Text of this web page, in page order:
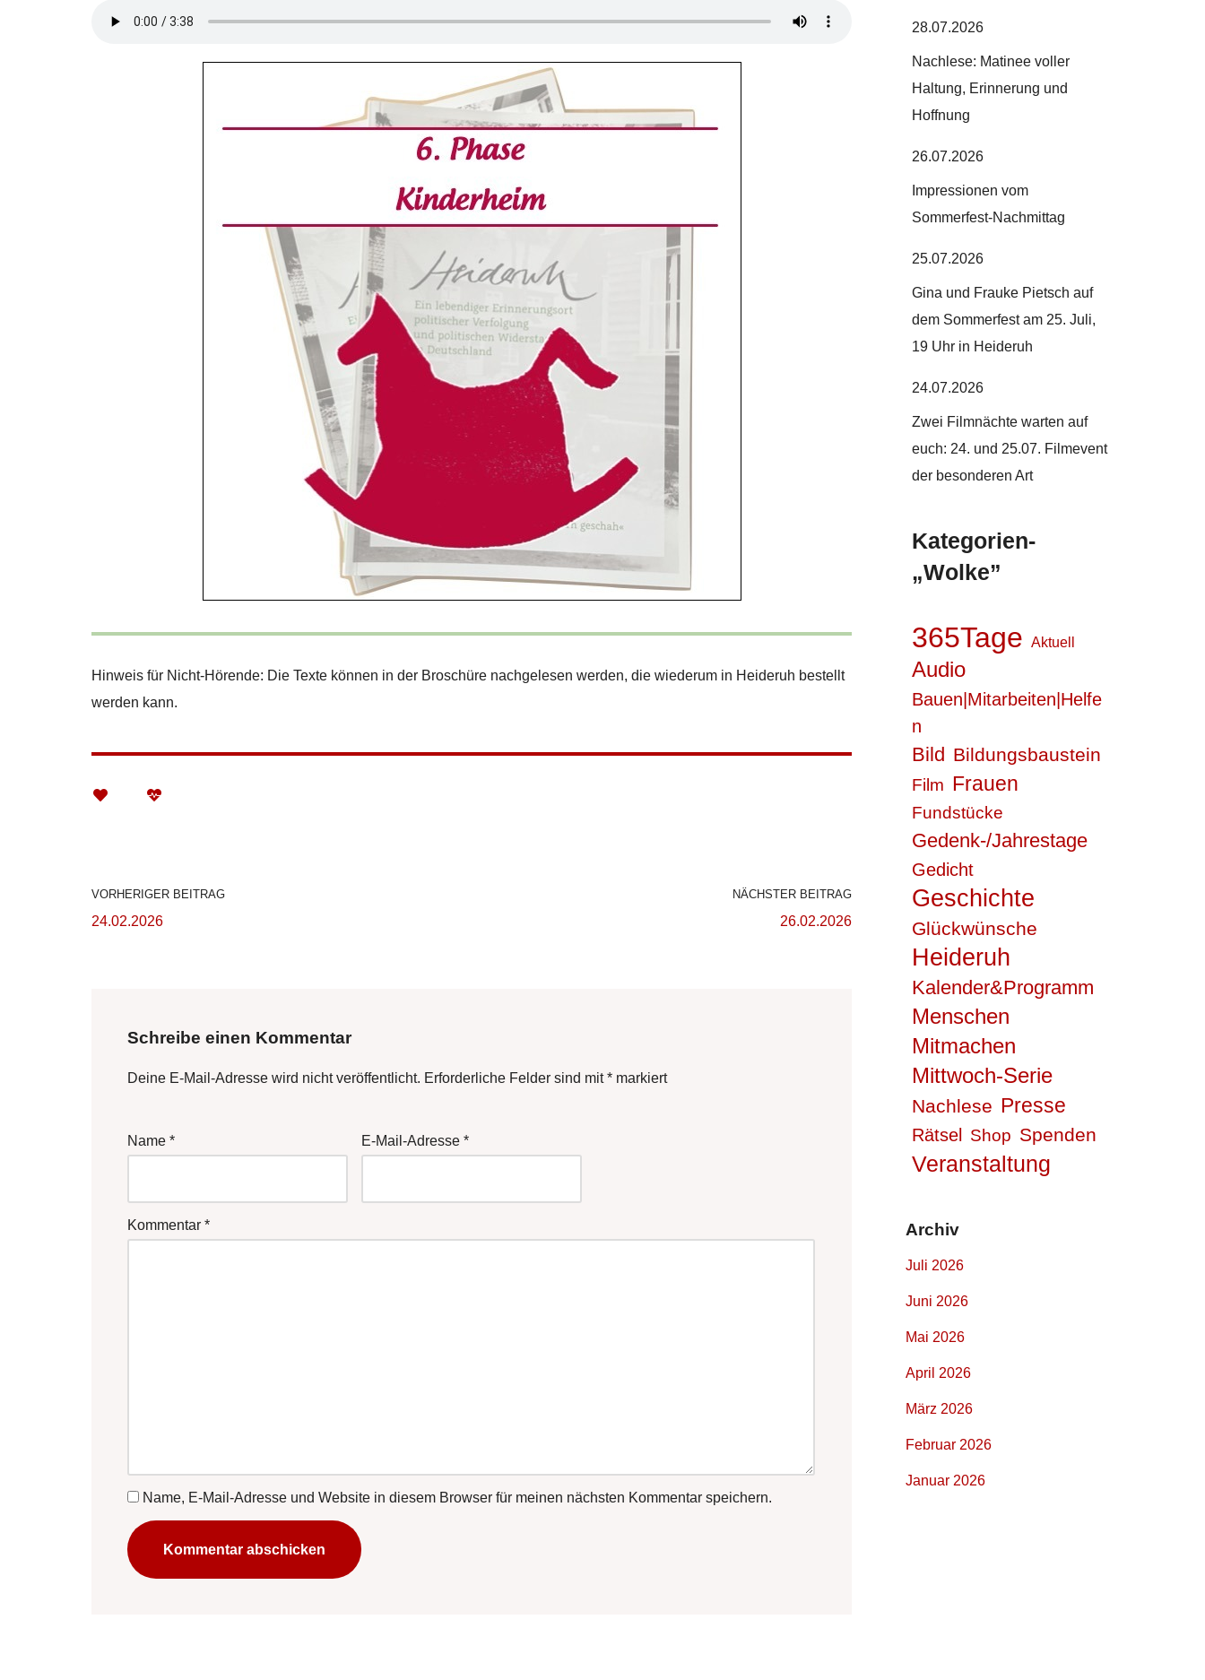
Hinweis für Nicht-Hörende: Die Texte können in der Broschüre nachgelesen werden, die wiederum in Heideruh bestellt
werden kann.
VORHERIGER BEITRAG
24.02.2026
NÄCHSTER BEITRAG
26.02.2026
Schreibe einen Kommentar
Deine E-Mail-Adresse wird nicht veröffentlicht. Erforderliche Felder sind mit* markiert
Name * E-Mail-Adresse *
Kommentar *
Name, E-Mail-Adresse und Website in diesem Browser für meinen nächsten Kommentar speichern.
28.07.2026
Nachlese: Matinee voller
Haltung, Erinnerung und
Hoffnung
26.07.2026
Impressionen vom
Sommerfest-Nachmittag
25.07.2026
Gina und Frauke Pietsch auf
dem Sommerfest am 25. Juli,
19 Uhr in Heideruh
24.07.2026
Zwei Filmnächte warten auf
euch: 24. und 25.07. Filmevent
der besonderen Art
Kategorien-
„Wolke”
365Tage Aktuell
Audio
Bauen|Mitarbeiten|Helfe
n
Bild Bildungsbaustein
Film Frauen
Fundstücke
Gedenk-/Jahrestage
Gedicht
Geschichte
Glückwünsche
Heideruh
Kalender&Programm
Menschen
Mitmachen
Mittwoch-Serie
Nachlese Presse
Rätsel Shop Spenden
Veranstaltung
Archiv
Juli 2026
Juni 2026
Mai 2026
April 2026
März 2026
Februar 2026
Januar 2026